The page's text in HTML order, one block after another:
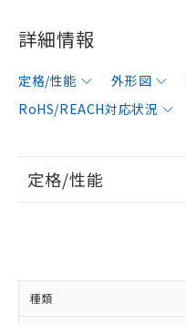
詳細情報
定格/性能 外形図
RoHS/REACH対応状況
定格/性能
種類